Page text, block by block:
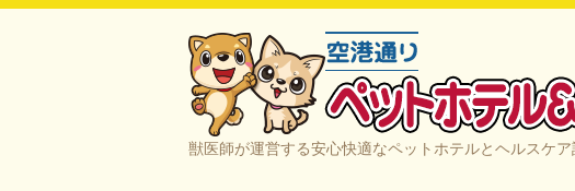
空港通りペットホテル＆ヘルスケア｜山口県宇
獣医師が運営する安心快適なペットホテルとヘルスケア